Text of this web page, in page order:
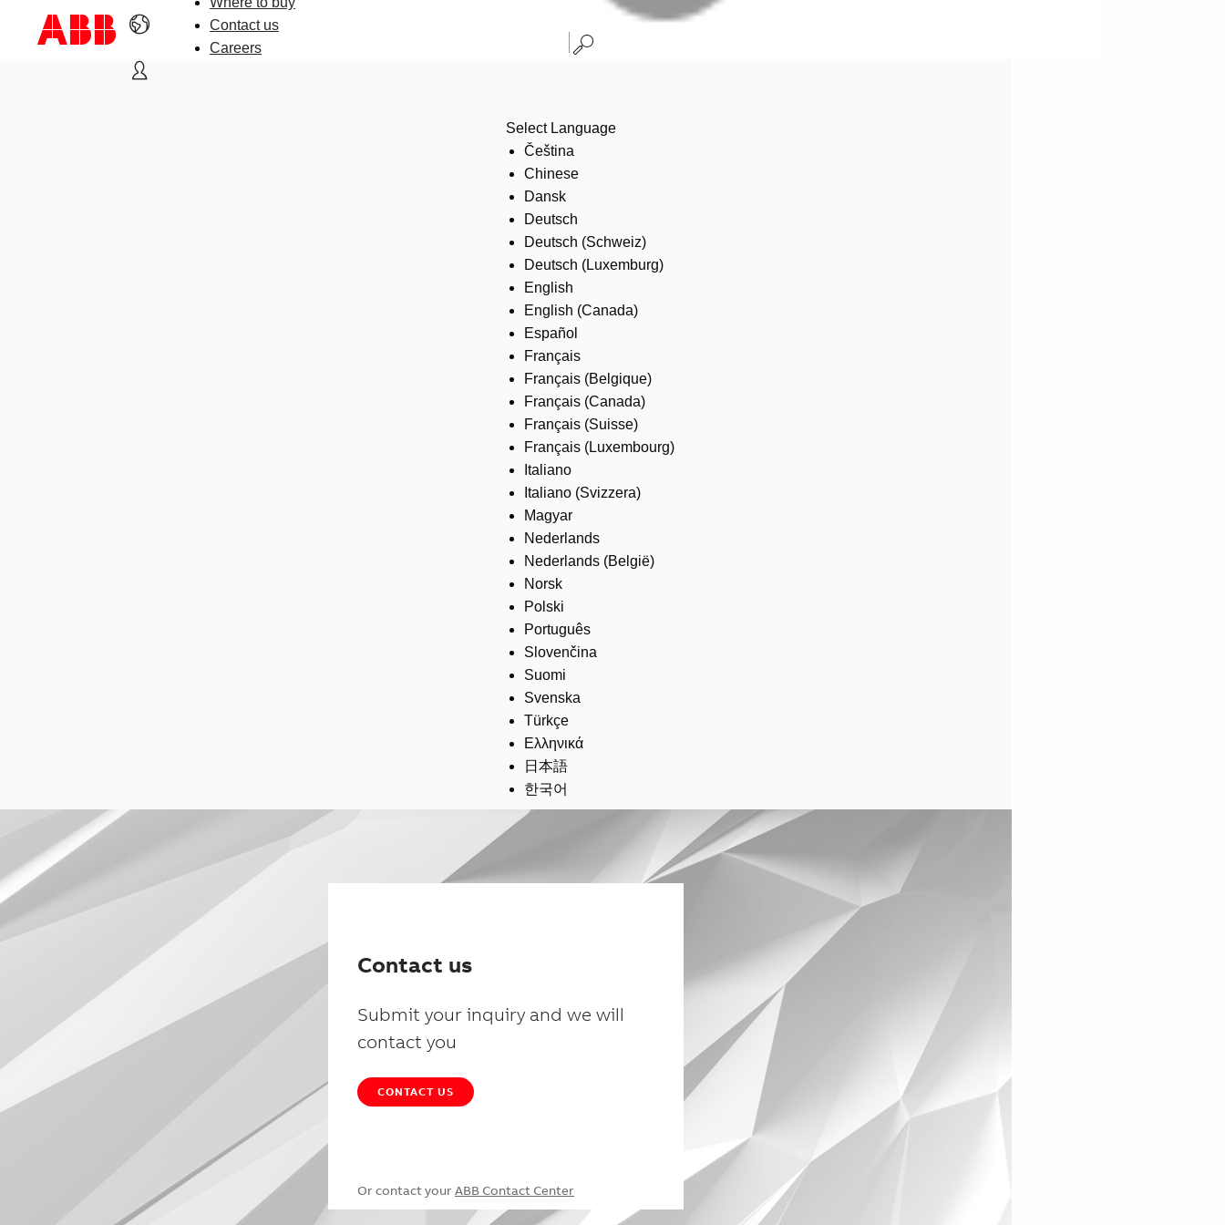
Contact us
Careers
Select Language
Čeština
Chinese
Dansk
Deutsch
Deutsch (Schweiz)
Deutsch (Luxemburg)
English
English (Canada)
Español
Français
Français (Belgique)
Français (Canada)
Français (Suisse)
Français (Luxembourg)
Italiano
Italiano (Svizzera)
Magyar
Nederlands
Nederlands (België)
Norsk
Polski
Português
Slovenčina
Suomi
Svenska
Türkçe
Ελληνικά
日本語
한국어
Contact us
Submit your inquiry and we will
contact you
CONTACT US
Or contact your ABB Contact Center